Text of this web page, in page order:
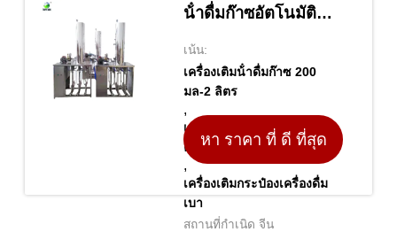
น้ําดื่มก๊าซอัตโนมัติ
200ml-2L เครื่องเติม
น้ําดื่มน้ําอ่อน
เน้น:
เครื่องเติมน้ําดื่มก๊าซ 200
มล-2 ลิตร
,
เครื่องเติมน้ําดื่มที่มีก๊าซบอน
ครึ่งอัตโนมัติ
,
เครื่องเติมกระป๋องเครื่องดื่ม
เบา
สถานที่กำเนิด จีน
หา ราคา ที่ ดี ที่สุด